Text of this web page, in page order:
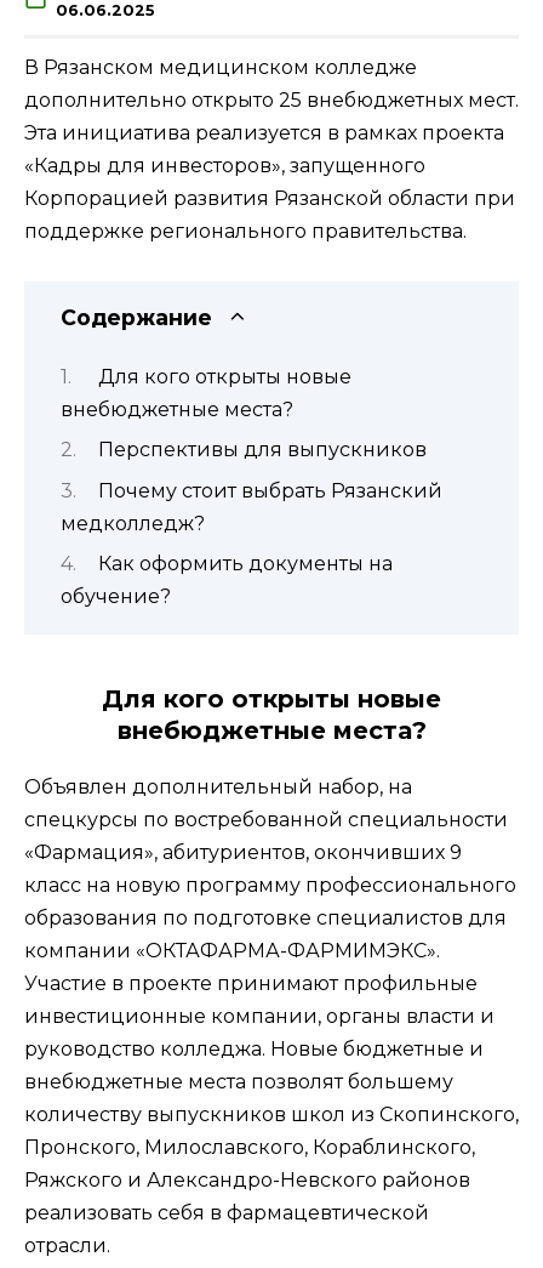
06.06.2025
В Рязанском медицинском колледже
дополнительно открыто 25 внебюджетных мест.
Эта инициатива реализуется в рамках проекта
«Кадры для инвесторов», запущенного
Корпорацией развития Рязанской области при
поддержке регионального правительства.
Содержание
Для кого открыты новые
внебюджетные места?
Перспективы для выпускников
Почему стоит выбрать Рязанский
медколледж?
Как оформить документы на
обучение?
Для кого открыты новые
внебюджетные места?
Объявлен дополнительный набор, на
спецкурсы по востребованной специальности
«Фармация», абитуриентов, окончивших 9
класс на новую программу профессионального
образования по подготовке специалистов для
компании «ОКТАФАРМА-ФАРМИМЭКС».
Участие в проекте принимают профильные
инвестиционные компании, органы власти и
руководство колледжа. Новые бюджетные и
внебюджетные места позволят большему
количеству выпускников школ из Скопинского,
Пронского, Милославского, Кораблинского,
Ряжского и Александро-Невского районов
реализовать себя в фармацевтической
отрасли.